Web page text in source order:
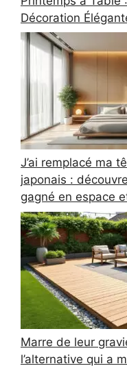
Décoration
J’ai remplacé ma
japonais :
gagné en espace
Marre de leur
l’alternative qui a